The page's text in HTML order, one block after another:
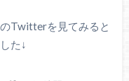
Twitterを見てみると
た↓